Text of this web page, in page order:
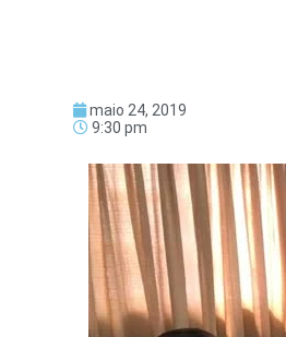
maio 24, 2019
9:30 pm